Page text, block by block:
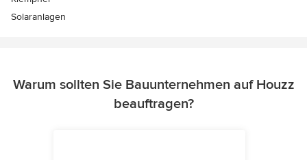
Solaranlagen
Warum sollten Sie Bauunternehmen auf Houzz
beauftragen?